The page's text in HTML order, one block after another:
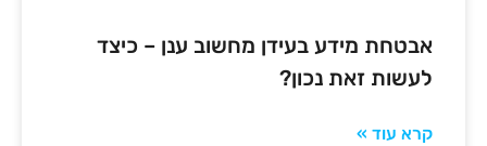
אבטחת מידע בעידן מחשוב ענן – כיצד
לעשות זאת נכון?
קרא עוד »